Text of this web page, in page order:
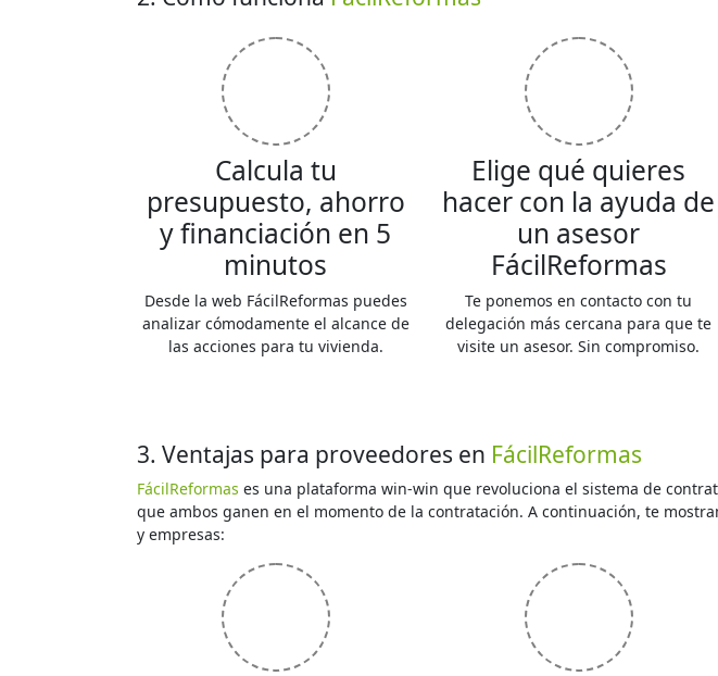
Calcula tu
presupuesto, ahorro
y financiación en 5
minutos
Desde la web FácilReformas puedes
analizar cómodamente el alcance de
las acciones para tu vivienda.
Elige qué quieres
hacer con la ayuda de
un asesor
FácilReformas
Te ponemos en contacto con tu
delegación más cercana para que te
visite un asesor. Sin compromiso.
3. Ventajas para proveedores en FácilReformas
FácilReformas es una plataforma win-win que revoluciona el sistema de
que ambos ganen en el momento de la contratación. A continuación, te
y empresas: